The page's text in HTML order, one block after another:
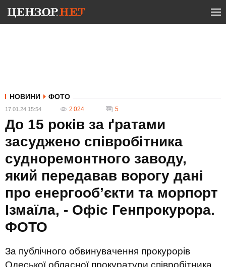
НОВИНИ ФОТО
17.01.24 15:54 2 024 5
До 15 років за ґратами
засуджено співробітника
судноремонтного заводу,
який передавав ворогу дані
про енергооб’єкти та морпорт
Ізмаїла, - Офіс Генпрокурора.
ФОТО
За публічного обвинувачення прокурорів
Одеської обласної прокуратури співробітника